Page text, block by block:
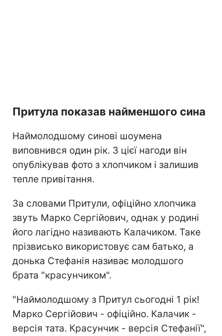
Притула показав найменшого сина
Наймолодшому синові шоумена
виповнився один рік. З цієї нагоди він
опублікував фото з хлопчиком і залишив
тепле привітання.
За словами Притули, офіційно хлопчика
звуть Марко Сергійович, однак у родині
його лагідно називають Калачиком. Таке
прізвисько використовує сам батько, а
донька Стефанія називає молодшого
брата "красунчиком".
"Наймолодшому з Притул сьогодні 1 рік!
Марко Сергійович - офіційно. Калачик -
версія тата. Красунчик - версія Стефанії",